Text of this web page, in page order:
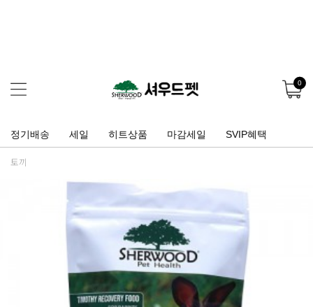
0
정기배송 세일 히트상품 마감세일 SVIP혜택
토끼